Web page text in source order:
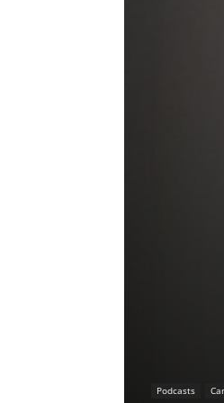
Podcasts